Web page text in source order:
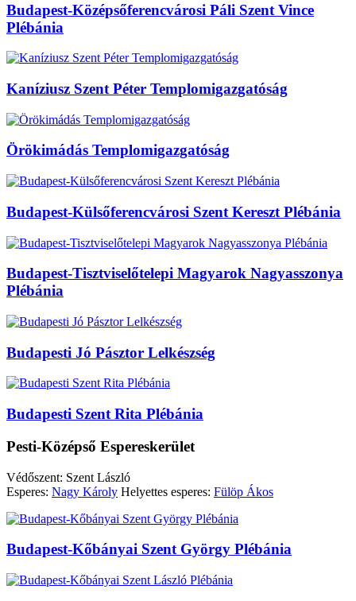
Budapest-Középsőferencvárosi Páli Szent Vince
Plébánia
Kaníziusz Szent Péter Templomigazgatóság
Örökimádás Templomigazgatóság
Budapest-Külsőferencvárosi Szent Kereszt Plébánia
Budapest-Tisztviselőtelepi Magyarok Nagyasszonya
Plébánia
Budapesti Jó Pásztor Lelkészség
Budapesti Szent Rita Plébánia
Pesti-Középső Espereskerület
Védőszent: Szent László
Esperes: Nagy Károly Helyettes esperes: Fülöp Ákos
Budapest-Kőbányai Szent György Plébánia